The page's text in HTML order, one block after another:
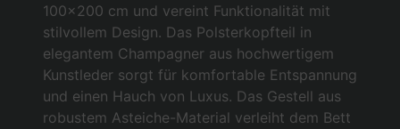
100x200 cm und vereint Funktionalität mit
stilvollem Design. Das Polsterkopfteil in
elegantem Champagner aus hochwertigem
Kunstleder sorgt für komfortable Entspannung
und einen Hauch von Luxus. Das Gestell aus
robustem Asteiche-Material verleiht dem Bett